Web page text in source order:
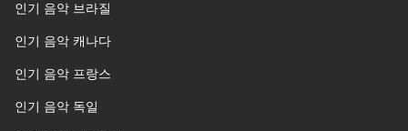
인기 음악 브라질
인기 음악 캐나다
인기 음악 프랑스
인기 음악 독일